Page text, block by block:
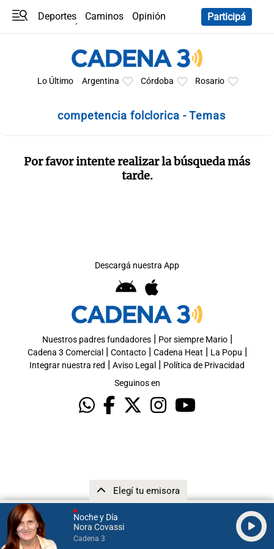
Noche y Día
Nora Covassi
Cadena 3
Elegí tu emisora
Deportes Caminos
Opinión
Participá
Lo Último Argentina Córdoba Rosario
competencia folclorica - Temas
Por favor intente realizar la búsqueda más
tarde.
Descargá nuestra App
Nuestros padres fundadores| Por siempre Mario|
Cadena 3 Comercial | Contacto| Cadena Heat | La Popu |
Integrar nuestra red | Aviso Legal | Política de Privacidad
Seguinos en